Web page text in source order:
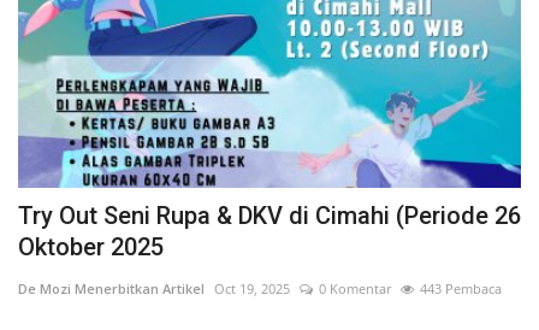
Try Out Seni Rupa & DKV di Cimahi (Periode 26
Oktober 2025
De Mozi Menerbitkan Artikel Oct 19, 2025 0 Komentar 443 Pembaca